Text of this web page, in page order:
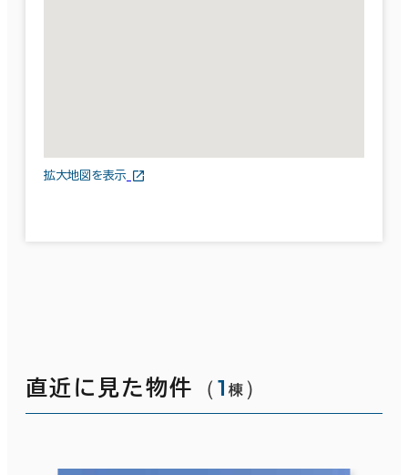
拡大地図を表示
直近に見た物件 （1 棟 ）